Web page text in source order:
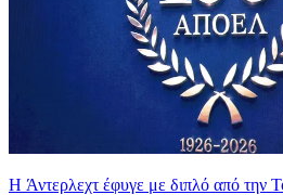
H Άντερλεχτ έφυγε με διπλό από